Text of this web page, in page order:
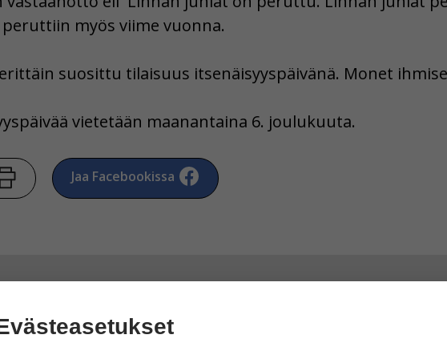
myös viime vuonna.
suosittu tilaisuus itsenäisyyspäivänä. Monet
vietetään maanantaina 6. joulukuuta.
Jaa Facebookissa
artikkeliin ”Linnan juhlat